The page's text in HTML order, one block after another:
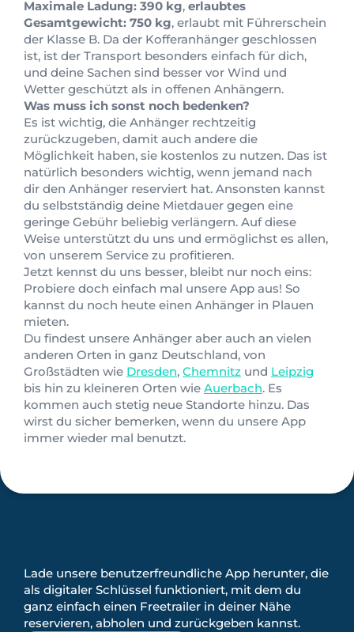
Maximale Ladung: 390 kg, erlaubtes
Gesamtgewicht: 750 kg, erlaubt mit Führerschein
der Klasse B. Da der Kofferanhänger geschlossen
ist, ist der Transport besonders einfach für dich,
und deine Sachen sind besser vor Wind und
Wetter geschützt als in offenen Anhängern.
Was muss ich sonst noch bedenken?
Es ist wichtig, die Anhänger rechtzeitig
zurückzugeben, damit auch andere die
Möglichkeit haben, sie kostenlos zu nutzen. Das ist
natürlich besonders wichtig, wenn jemand nach
dir den Anhänger reserviert hat. Ansonsten kannst
du selbstständig deine Mietdauer gegen eine
geringe Gebühr beliebig verlängern. Auf diese
Weise unterstützt du uns und ermöglichst es allen,
von unserem Service zu profitieren.
Jetzt kennst du uns besser, bleibt nur noch eins:
Probiere doch einfach mal unsere App aus! So
kannst du noch heute einen Anhänger in Plauen
mieten.
Du findest unsere Anhänger aber auch an vielen
anderen Orten in ganz Deutschland, von
Großstädten wie Dresden, Chemnitz und Leipzig
bis hin zu kleineren Orten wie Auerbach. Es
kommen auch stetig neue Standorte hinzu. Das
wirst du sicher bemerken, wenn du unsere App
immer wieder mal benutzt.
Lade unsere benutzerfreundliche App herunter, die
als digitaler Schlüssel funktioniert, mit dem du
ganz einfach einen Freetrailer in deiner Nähe
reservieren, abholen und zurückgeben kannst.